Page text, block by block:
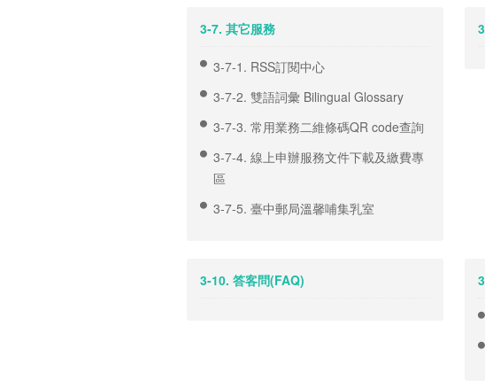
3-7. 其它服務
3-7-1. RSS訂閱中心
3-7-2. 雙語詞彙 Bilingual Glossary
3-7-3. 常用業務二維條碼QR code查詢
3-7-4. 線上申辦服務文件下載及繳費專
區
3-7-5. 臺中郵局溫馨哺集乳室
3-10. 答客問(FAQ)